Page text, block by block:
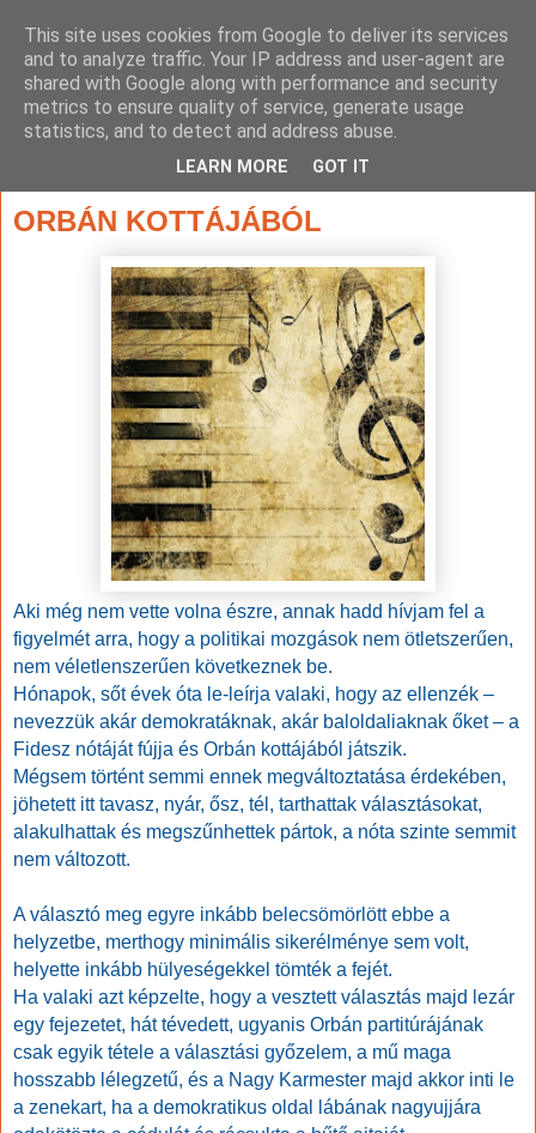
ORBÁN KOTTÁJÁBÓL
Aki még nem vette volna észre, annak hadd hívjam fel a
figyelmét arra, hogy a politikai mozgások nem ötletszerűen,
nem véletlenszerűen következnek be.
Hónapok, sőt évek óta le-leírja valaki, hogy az ellenzék –
nevezzük akár demokratáknak, akár baloldaliaknak őket – a
Fidesz nótáját fújja és Orbán kottájából játszik.
Mégsem történt semmi ennek megváltoztatása érdekében,
jöhetett itt tavasz, nyár, ősz, tél, tarthattak választásokat,
alakulhattak és megszűnhettek pártok, a nóta szinte semmit
nem változott.
A választó meg egyre inkább belecsömörlött ebbe a
helyzetbe, merthogy minimális sikerélménye sem volt,
helyette inkább hülyeségekkel tömték a fejét.
Ha valaki azt képzelte, hogy a vesztett választás majd lezár
egy fejezetet, hát tévedett, ugyanis Orbán partitúrájának
csak egyik tétele a választási győzelem, a mű maga
hosszabb lélegzetű, és a Nagy Karmester majd akkor inti le
a zenekart, ha a demokratikus oldal lábának nagyujjára
This site uses cookies from Google to deliver its services
and to analyze traffic. Your IP address and user-agent are
shared with Google along with performance and security
metrics to ensure quality of service, generate usage
statistics, and to detect and address abuse.
LEARN MORE GOT IT